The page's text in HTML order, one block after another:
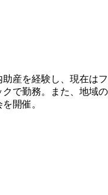
産を経験し、現在はフ
で勤務。また、地域の
開催。